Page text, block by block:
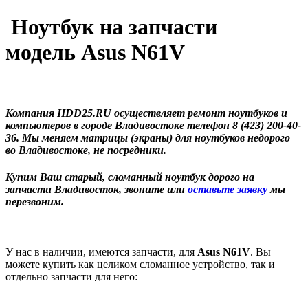
Ноутбук на запчасти
модель Asus N61V
Компания HDD25.RU осуществляет ремонт ноутбуков и
компьютеров в городе Владивостоке телефон 8 (423) 200-40-
36. Мы меняем матрицы (экраны) для ноутбуков недорого
во Владивостоке, не посредники.
Купим Ваш старый, сломанный ноутбук дорого на
запчасти Владивосток, звоните или оставьте заявкумы
перезвоним.
У нас в наличии, имеются запчасти, для Asus N61V. Вы
можете купить как целиком сломанное устройство, так и
отдельно запчасти для него: